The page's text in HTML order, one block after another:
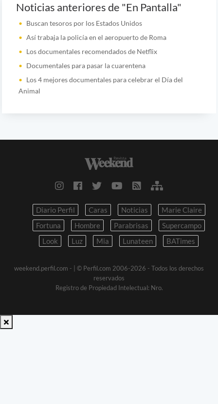
Noticias anteriores de "En Pantalla"
Buscan tesoros por los Estados Unidos
Así trabaja la policía en el aeropuerto de Roma
Los documentales recomendados de Netflix
Documentales para pasar la cuarentena
Los 4 mejores documentales para celebrar el Día del
Animal
Diario Perfil Caras Noticias
Marie Claire
Fortuna
Hombre Parabrisas
Supercampo
Look
Luz Mia Lunateen BATimes
weekend.perfil.com -
| © Perfil.com 2006-2026 - Todos los derechos
reservados
Registro de Propiedad Intelectual: Nro.